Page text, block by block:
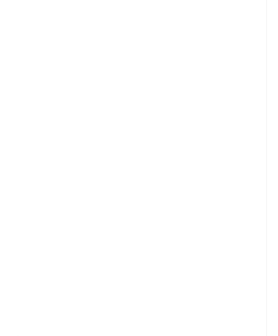
z 5 hvězdiček.
z 5 hvězdiček.
z 5 hvězdiček.
z 5 hvězdiček.